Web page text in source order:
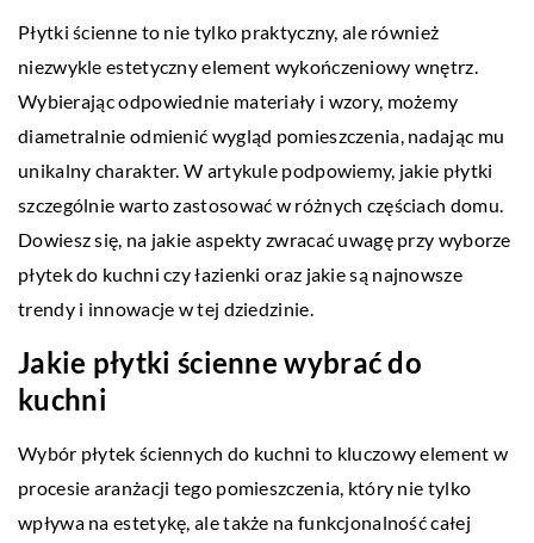
Płytki ścienne to nie tylko praktyczny, ale również
niezwykle estetyczny element wykończeniowy wnętrz.
Wybierając odpowiednie materiały i wzory, możemy
diametralnie odmienić wygląd pomieszczenia, nadając mu
unikalny charakter. W artykule podpowiemy, jakie płytki
szczególnie warto zastosować w różnych częściach domu.
Dowiesz się, na jakie aspekty zwracać uwagę przy wyborze
płytek do kuchni czy łazienki oraz jakie są najnowsze
trendy i innowacje w tej dziedzinie.
Jakie płytki ścienne wybrać do
kuchni
Wybór płytek ściennych do kuchni to kluczowy element w
procesie aranżacji tego pomieszczenia, który nie tylko
wpływa na estetykę, ale także na funkcjonalność całej